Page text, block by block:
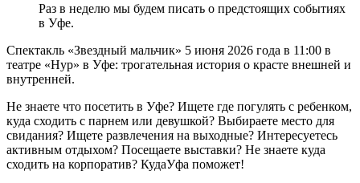
Раз в неделю мы будем писать о предстоящих событиях
в Уфе.
Спектакль «Звездный мальчик» 5 июня 2026 года в 11:00 в
театре «Нур» в Уфе: трогательная история о красте внешней и
внутренней.
Не знаете что посетить в Уфе? Ищете где погулять с ребенком,
куда сходить с парнем или девушкой? Выбираете место для
свидания? Ищете развлечения на выходные? Интересуетесь
активным отдыхом? Посещаете выставки? Не знаете куда
сходить на корпоратив? КудаУфа поможет!